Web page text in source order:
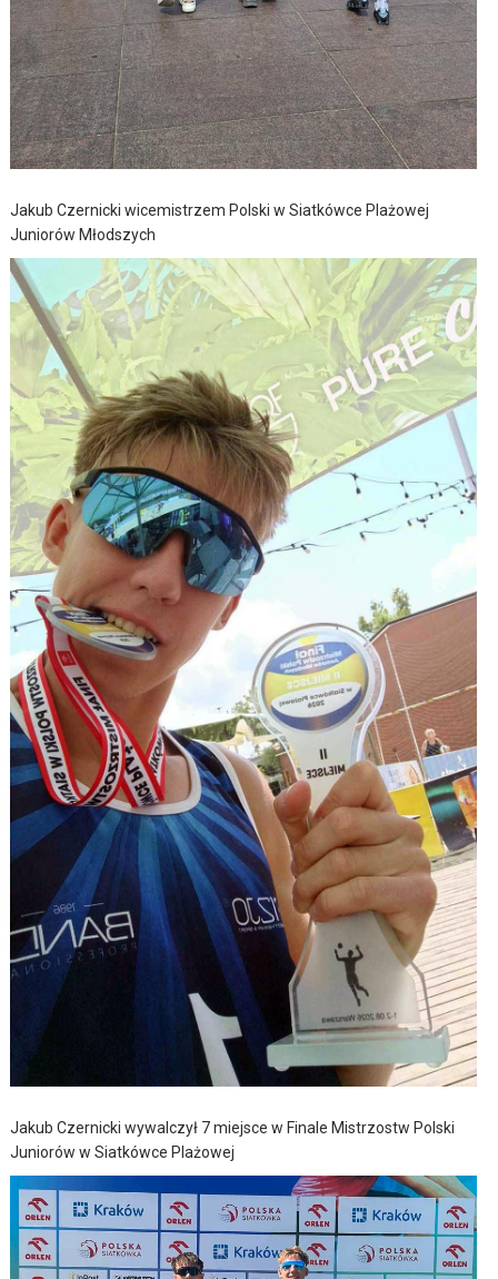
Jakub Czernicki wicemistrzem Polski w Siatkówce Plażowej
Juniorów Młodszych
Jakub Czernicki wywalczył 7 miejsce w Finale Mistrzostw Polski
Juniorów w Siatkówce Plażowej